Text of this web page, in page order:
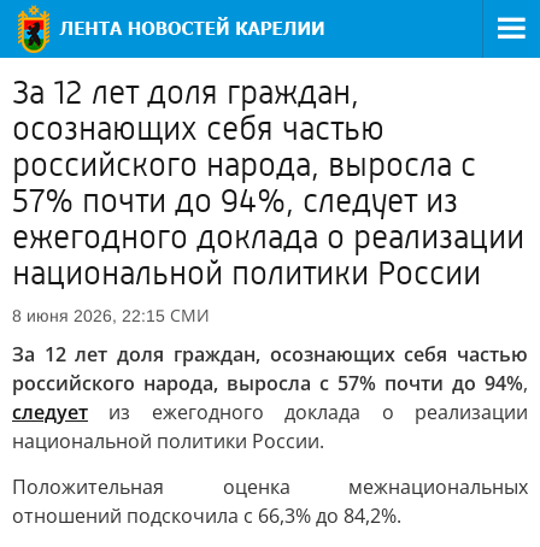
За 12 лет доля граждан,
осознающих себя частью
российского народа, выросла с
57% почти до 94%, следует из
ежегодного доклада о реализации
национальной политики России
8 июня 2026, 22:15 СМИ
За 12 лет доля граждан, осознающих себя частью
российского народа, выросла с 57% почти до 94%,
следует из ежегодного доклада о реализации
национальной политики России.
Положительная оценка межнациональных
отношений подскочила с 66,3% до 84,2%.